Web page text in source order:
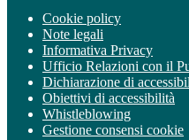
Cookie policy
Note legali
Informativa Privacy
Ufficio Relazioni con il
Dichiarazione di
Obiettivi di accessibilità
Whistleblowing
Gestione consensi cookie